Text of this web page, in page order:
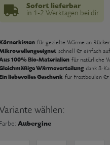
Sofort lieferbar
in 1-2 Werktagen bei dir
für gezielte Wärme an
schnell & einfach
100% Bio-Materialien für natürliche
Wärmeverteilung dank 8-
liebevolles Geschenk für Frostbeulen &
wählen:
Farbe: Aubergine